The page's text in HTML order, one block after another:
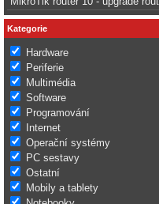
Kategorie
Hardware
Periferie
Multimédia
Software
Programování
Internet
Operační systémy
PC sestavy
Ostatní
Mobily a tablety